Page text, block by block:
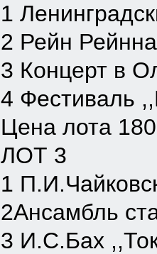
1
2 Рейн
3 Концерт в
4 Фестиваль
Цена лота
ЛОТ 3
1
2Ансамбль
3 И.С.Бах